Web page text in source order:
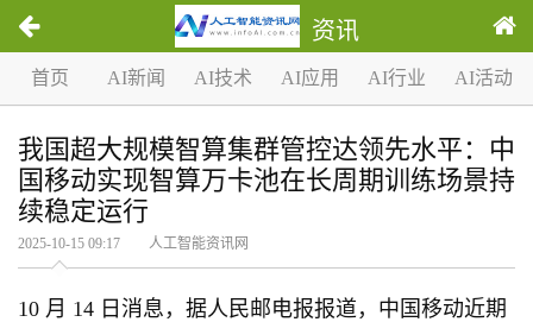
资讯
首页 AI新闻 AI技术 AI应用 AI行业 AI活动
我国超大规模智算集群管控达领先水平：中
国移动实现智算万卡池在长周期训练场景持
续稳定运行
2025-10-15 09:17 人工智能资讯网
10 月 14 日消息，据人民邮电报报道，中国移动近期